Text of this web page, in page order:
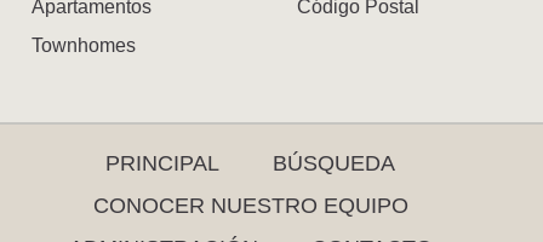
Apartamentos
Townhomes
Código Postal
PRINCIPAL
BÚSQUEDA
CONOCER NUESTRO EQUIPO